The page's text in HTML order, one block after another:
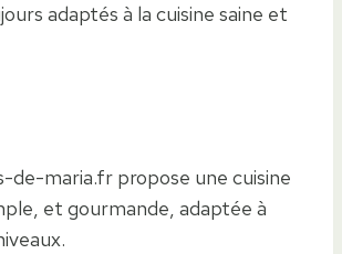
adaptés à la cuisine saine et
de-maria.fr propose une cuisine
et gourmande, adaptée à